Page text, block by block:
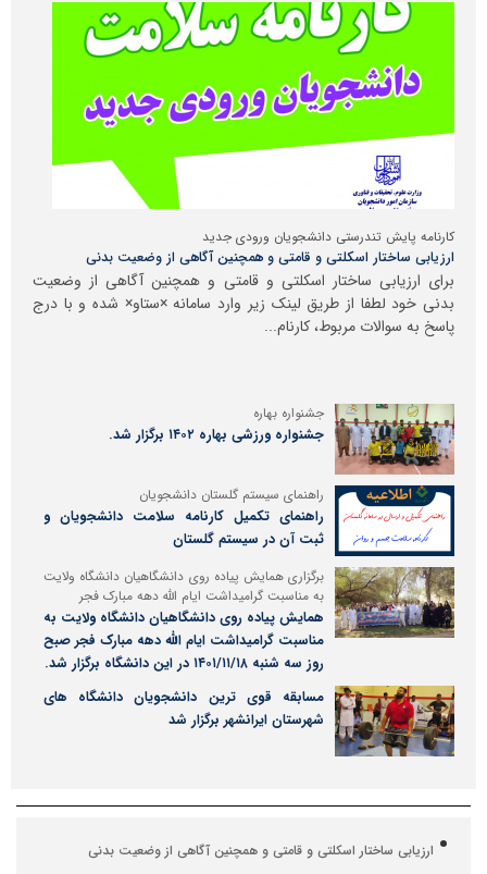
کارنامه پایش تندرستی دانشجویان ورودی جدید
ارزیابی ساختار اسکلتی و قامتی و همچنین آگاهی از وضعیت بدنی
برای ارزیابی ساختار اسکلتی و قامتی و همچنین آگاهی از وضعیت
بدنی خود لطفا از طریق لینک زیر وارد سامانه ×ستاو× شده و با درج
پاسخ به سوالات مربوط، کارنام...
جشنواره بهاره
جشنواره ورزشی بهاره ۱۴۰۲ برگزار شد.
راهنمای سیستم گلستان دانشجویان
راهنمای تکمیل کارنامه سلامت دانشجویان و
ثبت آن در سیستم گلستان
برگزاری همایش پیاده روی دانشگاهیان دانشگاه ولایت
به مناسبت گرامیداشت ایام الله دهه مبارک فجر
همایش پیاده روی دانشگاهیان دانشگاه ولایت به
مناسبت گرامیداشت ایام الله دهه مبارک فجر صبح
روز سه شنبه ۱۴۰۱/۱۱/۱۸ در این دانشگاه برگزار شد.
مسابقه قوی ترین دانشجویان دانشگاه های
شهرستان ایرانشهر برگزار شد
ارزیابی ساختار اسکلتی و قامتی و همچنین آگاهی از وضعیت بدنی